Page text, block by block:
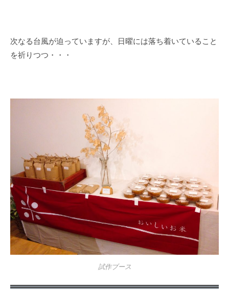
次なる台風が迫っていますが、日曜には落ち着いていること
を祈りつつ・・・
試作ブース